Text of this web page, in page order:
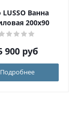
LUSSO Ванна
200x90
900 руб
Подробнее